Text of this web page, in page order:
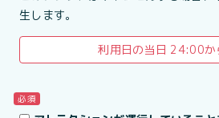
生します。
利用日の当日 24:00か
必須